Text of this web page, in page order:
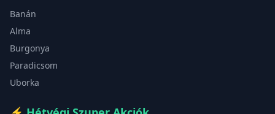
Banán
Alma
Burgonya
Paradicsom
Uborka